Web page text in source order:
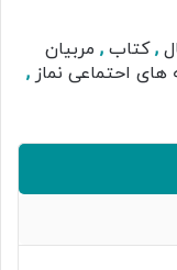
,کتاب , مربیان
های احتماعی نماز ,